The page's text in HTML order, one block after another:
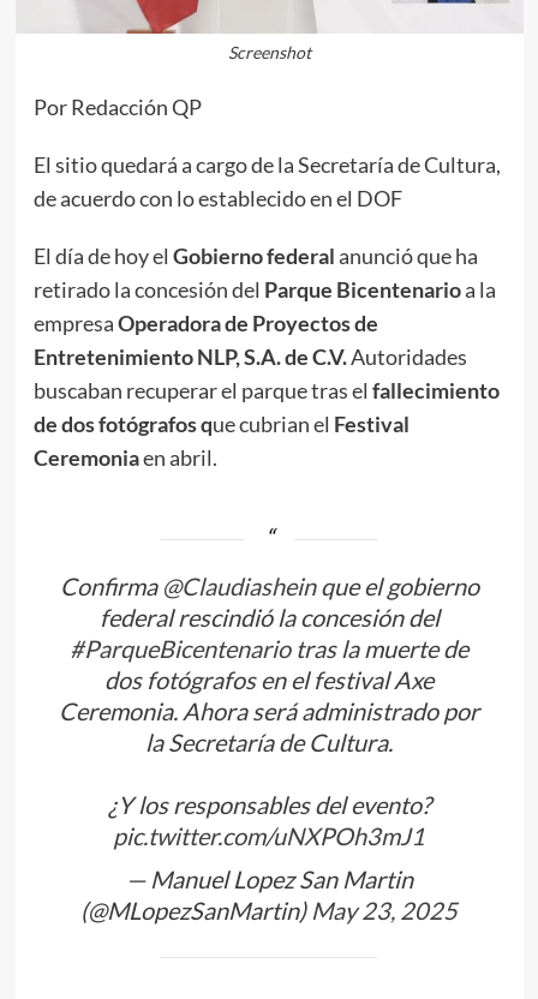
Screenshot
Por Redacción QP
El sitio quedará a cargo de la Secretaría de Cultura,
de acuerdo con lo establecido en el DOF
El día de hoy el Gobierno federalanunció que ha
retirado la concesión del Parque Bicentenarioa la
empresaOperadora de Proyectos de
Entretenimiento NLP, S.A. de C.V.Autoridades
buscaban recuperar el parque tras el fallecimiento
de dos fotógrafos que cubrian el Festival
Ceremoniaen abril.
Confirma @Claudiasheinque el gobierno
federal rescindió la concesión del
#ParqueBicentenariotras la muerte de
dos fotógrafos en el festival Axe
Ceremonia. Ahora será administrado por
la Secretaría de Cultura.
¿Y los responsables del evento?
pic.twitter.com/uNXPOh3mJ1
— Manuel Lopez San Martin
(@MLopezSanMartin) May 23, 2025